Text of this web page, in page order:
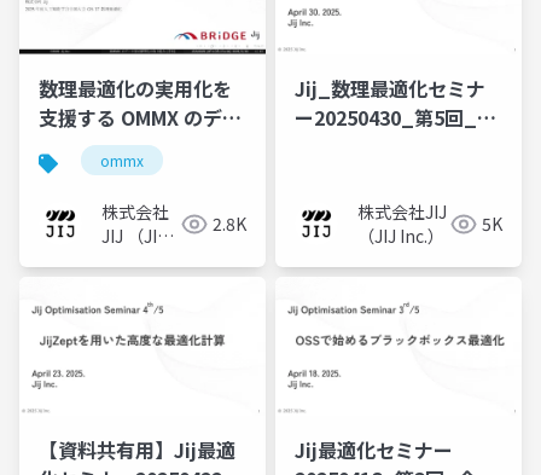
数理最適化の実用化を
支援する OMMX のデー
タ形式標準化の取り組
み
ommx
株式会社
JIJ （JIJ
2.8K
Jij_数理最適化セミナ
ー20250430_第5回_生
株式会社JIJ
（JIJ Inc.）
5K
【資料共有用】Jij最適
Jij最適化セミナー